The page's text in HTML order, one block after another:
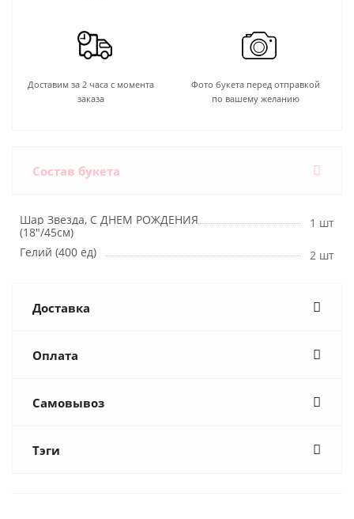
Доставим за 2 часа с момента
заказа
Фото букета перед отправкой
по вашему желанию
Состав букета
Шар Звезда, С ДНЕМ РОЖДЕНИЯ
(18"/45см)
1 шт
Гелий (400 ед)
2 шт
Доставка
Оплата
Самовывоз
Тэги